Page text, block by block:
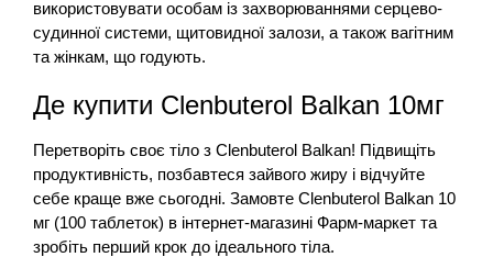
використовувати особам із захворюваннями серцево-
судинної системи, щитовидної залози, а також вагітним
та жінкам, що годують.
Де купити Clenbuterol Balkan 10мг
Перетворіть своє тіло з Clenbuterol Balkan! Підвищіть
продуктивність, позбавтеся зайвого жиру і відчуйте
себе краще вже сьогодні. Замовте Clenbuterol Balkan 10
мг (100 таблеток) в інтернет-магазині Фарм-маркет та
зробіть перший крок до ідеального тіла.